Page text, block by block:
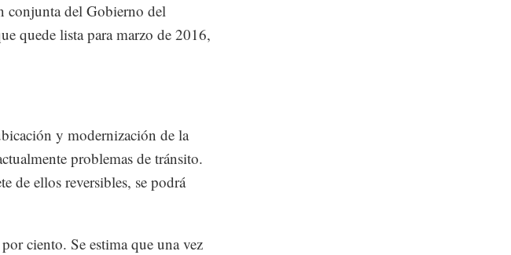
conjunta del Gobierno del
quede lista para marzo de 2016,
y modernización de la
problemas de tránsito.
de ellos reversibles, se podrá
ciento. Se estima que una vez